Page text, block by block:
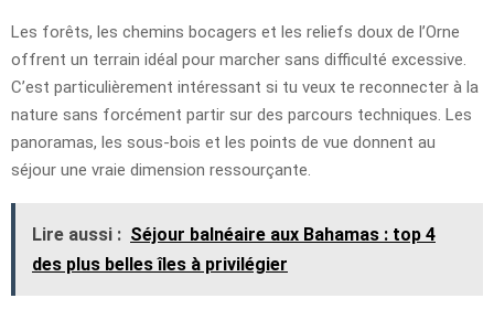
Les forêts, les chemins bocagers et les reliefs doux de l’Orne
offrent un terrain idéal pour marcher sans difficulté excessive.
C’est particulièrement intéressant si tu veux te reconnecter à la
nature sans forcément partir sur des parcours techniques. Les
panoramas, les sous-bois et les points de vue donnent au
séjour une vraie dimension ressourçante.
Lire aussi : Séjour balnéaire aux Bahamas : top 4
des plus belles îles à privilégier